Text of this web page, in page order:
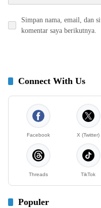
Simpan nama, email, dan
komentar saya berikutnya.
Connect With Us
Facebook X (Twitter)
Threads TikTok
Populer